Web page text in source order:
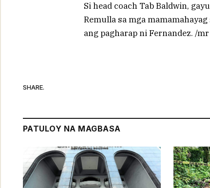
Si head coach Tab Baldwin,
Remulla sa mga
ang pagharap ni Fernandez. /mr
SHARE.
PATULOY NA MAGBASA